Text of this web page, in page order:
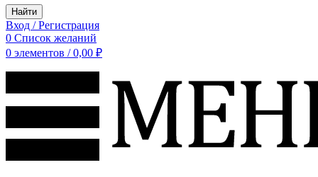
Найти
Вход / Регистрация
0 Список желаний
0 элементов / 0,00 ₽